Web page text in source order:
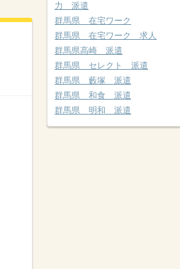
力 派遣
群馬県 在宅ワーク
群馬県 在宅ワーク 求人
群馬県高崎 派遣
群馬県 セレクト 派遣
群馬県 藪塚 派遣
群馬県 和食 派遣
群馬県 明和 派遣